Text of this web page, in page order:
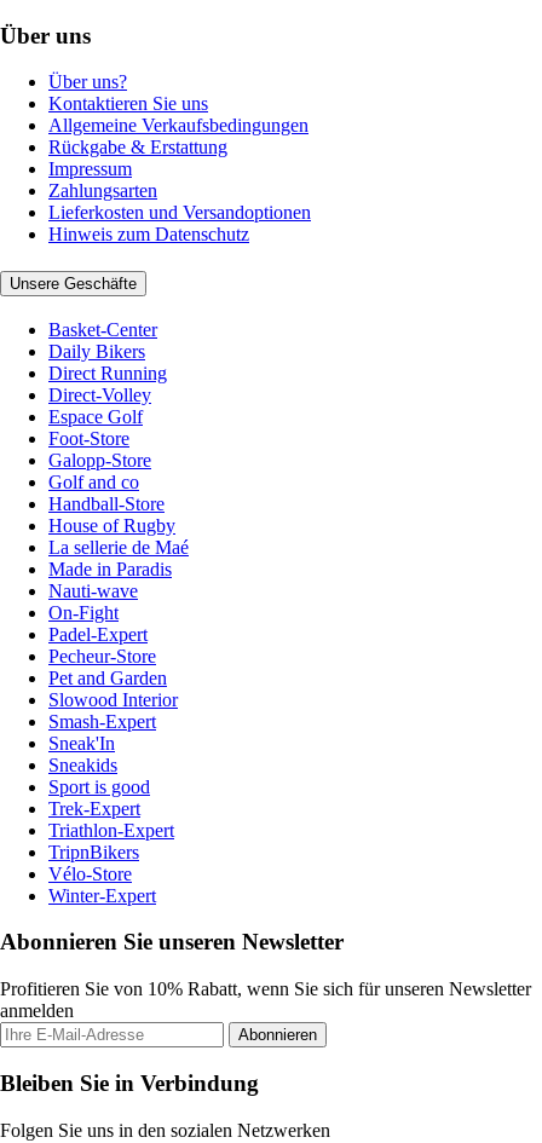
Über uns
Über uns?
Kontaktieren Sie uns
Allgemeine Verkaufsbedingungen
Rückgabe & Erstattung
Impressum
Zahlungsarten
Lieferkosten und Versandoptionen
Hinweis zum Datenschutz
Unsere Geschäfte
Basket-Center
Daily Bikers
Direct Running
Direct-Volley
Espace Golf
Foot-Store
Galopp-Store
Golf and co
Handball-Store
House of Rugby
La sellerie de Maé
Made in Paradis
Nauti-wave
On-Fight
Padel-Expert
Pecheur-Store
Pet and Garden
Slowood Interior
Smash-Expert
Sneak'In
Sneakids
Sport is good
Trek-Expert
Triathlon-Expert
TripnBikers
Vélo-Store
Winter-Expert
Abonnieren Sie unseren Newsletter
Profitieren Sie von 10% Rabatt, wenn Sie sich für unseren Newsletter
anmelden
Abonnieren
Bleiben Sie in Verbindung
Folgen Sie uns in den sozialen Netzwerken